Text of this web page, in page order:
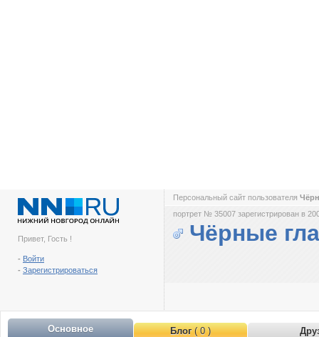
Привет, Гость !
- Войти
- Зарегистрироваться
Персональный сайт пользователя
портрет № 35007 зарегистрирован в
Чёрные
Основное Блог( 0 )